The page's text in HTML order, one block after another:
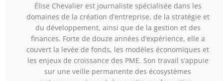
Élise Chevalier est journaliste spécialisée dans les
domaines de la création d’entreprise, de la stratégie et
du développement, ainsi que de la gestion et des
finances. Forte de douze années d’expérience, elle a
couvert la levée de fonds, les modèles économiques et
les enjeux de croissance des PME. Son travail s’appuie
sur une veille permanente des écosystèmes